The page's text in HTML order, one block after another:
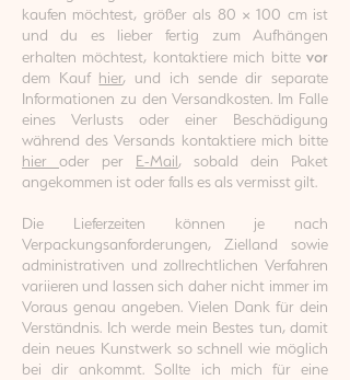
kaufen möchtest, größer als 80 × 100 cm ist
und du es lieber fertig zum Aufhängen
erhalten möchtest, kontaktiere mich bitte vor
dem Kauf hier, und ich sende dir separate
Informationen zu den Versandkosten. Im Falle
eines Verlusts oder einer Beschädigung
während des Versands kontaktiere mich bitte
hier oder per E-Mail, sobald dein Paket
angekommen ist oder falls es als vermisst gilt.
Die Lieferzeiten können je nach
Verpackungsanforderungen, Zielland sowie
administrativen und zollrechtlichen Verfahren
variieren und lassen sich daher nicht immer im
Voraus genau angeben. Vielen Dank für dein
Verständnis. Ich werde mein Bestes tun, damit
dein neues Kunstwerk so schnell wie möglich
bei dir ankommt. Sollte ich mich für eine